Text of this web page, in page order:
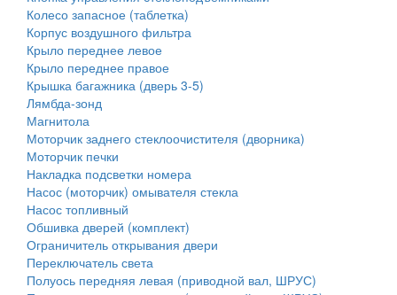
Колесо запасное (таблетка)
Корпус воздушного фильтра
Крыло переднее левое
Крыло переднее правое
Крышка багажника (дверь 3-5)
Лямбда-зонд
Магнитола
Моторчик заднего стеклоочистителя (дворника)
Моторчик печки
Накладка подсветки номера
Насос (моторчик) омывателя стекла
Насос топливный
Обшивка дверей (комплект)
Ограничитель открывания двери
Переключатель света
Полуось передняя левая (приводной вал, ШРУС)